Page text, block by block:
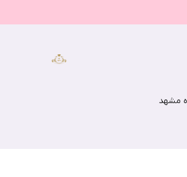
مشهد